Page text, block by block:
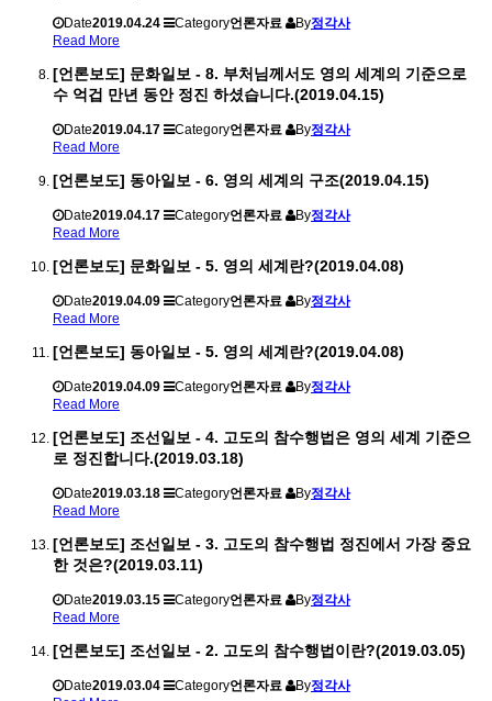
Date2019.04.24 Category언론자료 By정각사
Read More
[언론보도] 문화일보 - 8. 부처님께서도 영의 세계의 기준으로
수 억겁 만년 동안 정진 하셨습니다.(2019.04.15)
Date2019.04.17 Category언론자료 By정각사
Read More
[언론보도] 동아일보 - 6. 영의 세계의 구조(2019.04.15)
Date2019.04.17 Category언론자료 By정각사
Read More
[언론보도] 문화일보 - 5. 영의 세계란?(2019.04.08)
Date2019.04.09 Category언론자료 By정각사
Read More
[언론보도] 동아일보 - 5. 영의 세계란?(2019.04.08)
Date2019.04.09 Category언론자료 By정각사
Read More
[언론보도] 조선일보 - 4. 고도의 참수행법은 영의 세계 기준으
로 정진합니다.(2019.03.18)
Date2019.03.18 Category언론자료 By정각사
Read More
[언론보도] 조선일보 - 3. 고도의 참수행법 정진에서 가장 중요
한 것은?(2019.03.11)
Date2019.03.15 Category언론자료 By정각사
Read More
[언론보도] 조선일보 - 2. 고도의 참수행법이란?(2019.03.05)
Date2019.03.04 Category언론자료 By정각사